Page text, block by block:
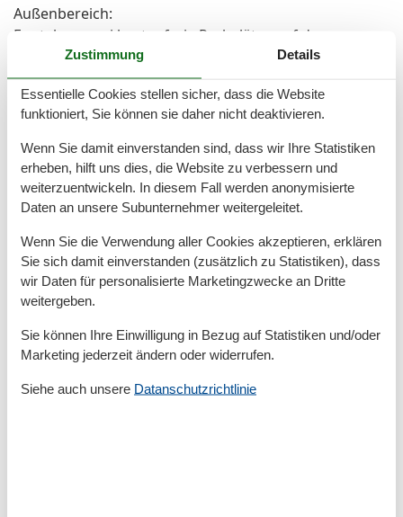
Außenbereich:
Es stehen zwei kostenfreie Parkplätze auf dem
Grundstück zur Verfügung.
In unserem ökologischen Garten finden sie allerlei
essbare Pflanzen und Kräuter, von denen sie sich gern
etwas nehmen können.
Auf der 30 m² großen Terrasse nach Süd-West stehen
Ihnen Balkonmöbel zur Verfügung- Stühle, Tisch und
Sonnenschirm.
Im großen Garten finden Sie zusätzlich einen Grill.
Besonderes:
Es stehen auch zwei E-Bikes und SUPs zur Vermietung
bereit. ( nicht im Mietpreis inbegriffen )
Allgemeine Informationen:
Anreise ab 16:00 Uhr
Abreise bis 10:00 Uhr
Von Oktober bis Mitte Mai bieten wir Wellnesswochen
Zustimmung Details
Essentielle Cookies stellen sicher, dass die Website
funktioniert, Sie können sie daher nicht deaktivieren.
Wenn Sie damit einverstanden sind, dass wir Ihre Statistiken
erheben, hilft uns dies, die Website zu verbessern und
weiterzuentwickeln. In diesem Fall werden anonymisierte
Daten an unsere Subunternehmer weitergeleitet.
Wenn Sie die Verwendung aller Cookies akzeptieren, erklären
Sie sich damit einverstanden (zusätzlich zu Statistiken), dass
wir Daten für personalisierte Marketingzwecke an Dritte
weitergeben.
Sie können Ihre Einwilligung in Bezug auf Statistiken und/oder
Marketing jederzeit ändern oder widerrufen.
Siehe auch unsere Datanschutzrichtlinie